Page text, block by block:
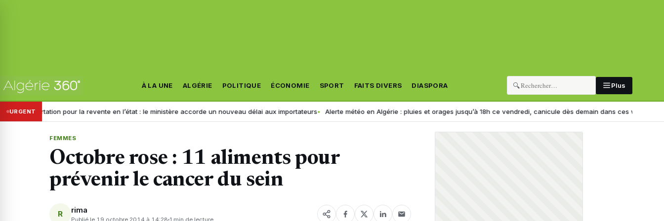
À LA UNE ALGÉRIE POLITIQUE ÉCONOMIE SPORT FAITS DIVERS DIASPORA 🔍 Plus
URGENT
Importation pour la revente en l’état : le ministère accorde un nouveau délai aux importateurs Alerte météo en Algérie : pluies et orages jusqu’à 18h ce vendredi, canicule dès demain dans ces wilayas
FEMMES
Octobre rose : 11 aliments pour
prévenir le cancer du sein
R rima
Publié le 19 octobre 2014 à 14:28 1 min de lecture